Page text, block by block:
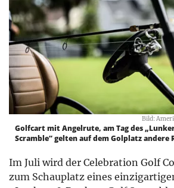
Bild:
Golfcart mit Angelrute, am Tag des
Scramble“ gelten auf dem Golplatz andere
Im Juli wird der Celebration Golf
zum Schauplatz eines